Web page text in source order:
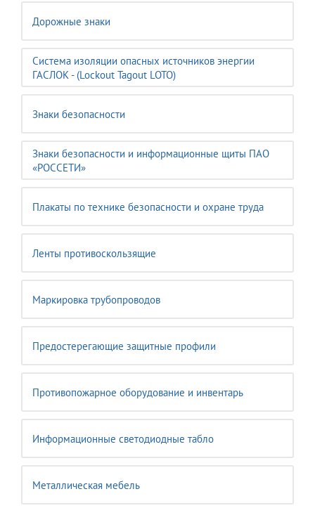
Дорожные знаки
Система изоляции опасных источников энергии
ГАСЛОК - (Lockout Tagout LOTO)
Знаки безопасности
Знаки безопасности и информационные щиты ПАО
«РОССЕТИ»
Плакаты по технике безопасности и охране труда
Ленты противоскользящие
Маркировка трубопроводов
Предостерегающие защитные профили
Противопожарное оборудование и инвентарь
Информационные светодиодные табло
Металлическая мебель